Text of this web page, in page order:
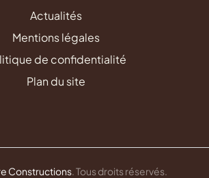
Actualités
Mentions légales
de confidentialité
Plan du site
Constructions. Tous droits réservés.